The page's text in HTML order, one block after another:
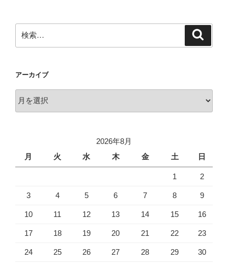
索:
アーカイブ
ー
2026年8月
月
火 水 木 金 土 日
1 2
3 4 5 6 7 8 9
10 11 12 13 14 15 16
17 18 19 20 21 22 23
24 25 26 27 28 29 30